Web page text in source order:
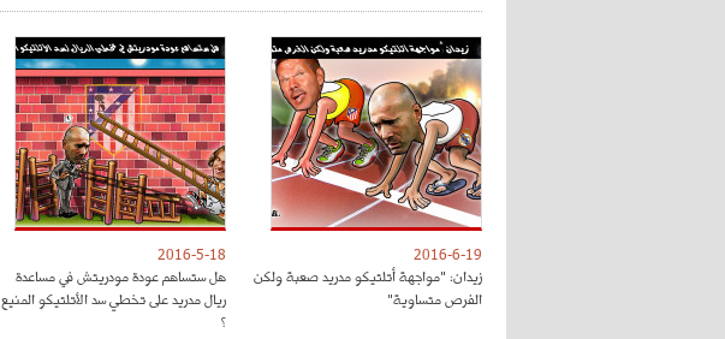
2016-6-19
زيدان: "مواجهة أتلتيكو مدريد صعبة ولكن
الفرص متساوية"
2016-5-18
هل ستساهم عودة مودريتش في مساعدة
ريال مدريد على تخطي سد الأتلتيكو المنيع
؟